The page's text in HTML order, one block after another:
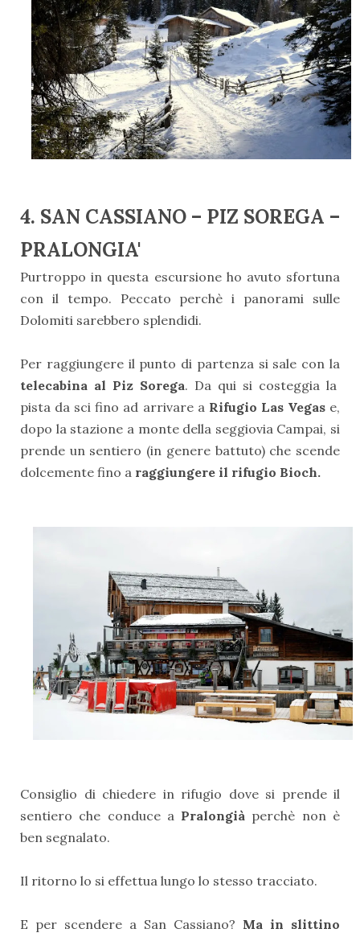
4. SAN CASSIANO – PIZ SOREGA –
PRALONGIA'
Purtroppo in questa escursione ho avuto sfortuna
con il tempo. Peccato perchè i panorami sulle
Dolomiti sarebbero splendidi.
Per raggiungere il punto di partenza si sale con la
telecabina al Piz Sorega. Da qui si costeggia la
pista da sci fino ad arrivare aRifugio Las Vegase,
dopo la stazione a monte della seggiovia Campai, si
prende un sentiero (in genere battuto) che scende
dolcemente fino a raggiungere il rifugio Bioch.
Consiglio di chiedere in rifugio dove si prende il
sentiero che conduce a Pralongià perchè non è
ben segnalato.
Il ritorno lo si effettua lungo lo stesso tracciato.
E per scendere a San Cassiano? Ma in slittino